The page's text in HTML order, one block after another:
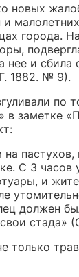
новых
города.
нее и сбила
1882. № 9).
по
в заметке
С 3 часов
и
должен
свои
только